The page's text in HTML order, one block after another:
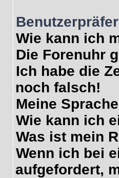
Wie kann ich
Die Forenuhr
Ich habe die
noch falsch!
Meine
Wie kann ich
Was ist mein
Wenn ich bei
aufgefordert,